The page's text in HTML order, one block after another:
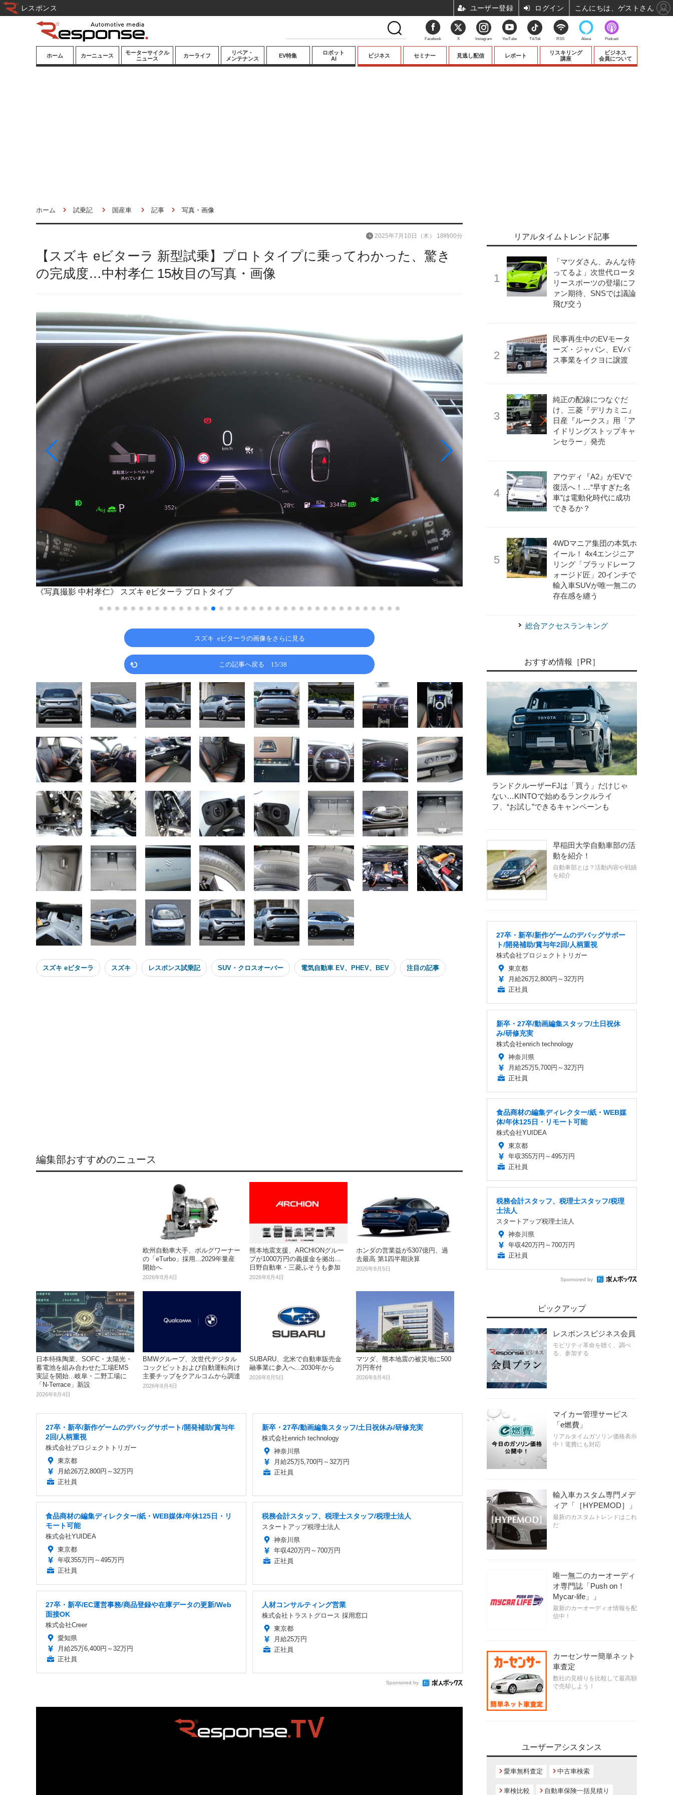
ホーム カーニュース
モーターサイクル
ニュース
カーライフ
リペア・
メンテナンス
EV特集
ロボット
AI
ビジネス セミナー 見逃し配信 レポート
リスキリング
講座
ビジネス
会員について
ホーム 試乗記 国産車 記事 写真・画像
【スズキ eビターラ 新型試乗】プロトタイプに乗ってわかった、驚き
の完成度…中村孝仁 15枚目の写真・画像
2025年7月10日（木） 18時00分
《写真撮影 中村孝仁》 スズキ eビターラ プロトタイプ スズキ eビターラ プロトタイプ
スズキ eビターラの画像をさらに見る
この記事へ戻る 15/38
スズキ eビターラ スズキ レスポンス試乗記 SUV・クロスオーバー 電気自動車 EV、PHEV、BEV 注目の記事
編集部おすすめのニュース
欧州自動車大手、ボルグワーナー
の「eTurbo」採用...2029年量産
開始へ
2026年8月4日
熊本地震支援、ARCHIONグルー
プが1000万円の義援金を拠出...
日野自動車・三菱ふそうも参加
2026年8月4日
ホンダの営業益が5307億円、過
去最高 第1四半期決算
2026年8月5日
日本特殊陶業、SOFC・太陽光・
蓄電池を組み合わせた工場EMS
実証を開始...岐阜・二野工場に
「N-Terrace」新設
2026年8月4日
BMWグループ、次世代デジタル
コックピットおよび自動運転向け
主要チップをクアルコムから調達
2026年8月4日
SUBARU、北米で自動車販売金
融事業に参入へ...2030年から
2026年8月5日
マツダ、熊本地震の被災地に500
万円寄付
2026年8月4日
27卒・新卒/新作ゲームのデバッグサポート/開発補助/賞与年
2回/人柄重視
株式会社プロジェクトトリガー
東京都
月給26万2,800円～32万円
正社員
新卒・27卒/動画編集スタッフ/土日祝休み/研修充実
株式会社enrich technology
神奈川県
月給25万5,700円～32万円
正社員
食品商材の編集ディレクター/紙・WEB媒体/年休125日・リ
モート可能
株式会社YUIDEA
東京都
年収355万円～495万円
正社員
税務会計スタッフ、税理士スタッフ/税理士法人
スタートアップ税理士法人
神奈川県
年収420万円～700万円
正社員
27卒・新卒/EC運営事務/商品登録や在庫データの更新/Web
面接OK
株式会社Creer
愛知県
月給25万6,400円～32万円
正社員
人材コンサルティング営業
株式会社トラストグロース 採用窓口
東京都
月給25万円
正社員
Sponsored by
リアルタイムトレンド記事
「マツダさん、みんな待
ってるよ」次世代ロータ
リースポーツの登場にフ
ァン期待、SNSでは議論
飛び交う
民事再生中のEVモータ
ーズ・ジャパン、EVバ
ス事業をイクヨに譲渡
純正の配線につなぐだ
け、三菱『デリカミニ』
日産『ルークス』用「ア
イドリングストップキャ
ンセラー」発売
アウディ『A2』がEVで
復活へ！…“早すぎた名
車”は電動化時代に成功
できるか？
4WDマニア集団の本気ホ
イール！ 4x4エンジニア
リング「ブラッドレーフ
ォージド匠」20インチで
輸入車SUVが唯一無二の
存在感を纏う
総合アクセスランキング
おすすめ情報［PR］
ランドクルーザーFJは「買う」だけじゃ
ない…KINTOで始めるランクルライ
フ、“お試し”できるキャンペーンも
早稲田大学自動車部の活
動を紹介！
自動車部とは？活動内容や戦績
を紹介
27卒・新卒/新作ゲームのデバッグサポー
ト/開発補助/賞与年2回/人柄重視
株式会社プロジェクトトリガー
東京都
月給26万2,800円～32万円
正社員
新卒・27卒/動画編集スタッフ/土日祝休
み/研修充実
株式会社enrich technology
神奈川県
月給25万5,700円～32万円
正社員
食品商材の編集ディレクター/紙・WEB媒
体/年休125日・リモート可能
株式会社YUIDEA
東京都
年収355万円～495万円
正社員
税務会計スタッフ、税理士スタッフ/税理
士法人
スタートアップ税理士法人
神奈川県
年収420万円～700万円
正社員
Sponsored by
ピックアップ
レスポンスビジネス会員
モビリティ革命を聴く、調べ
る、参加する
マイカー管理サービス
「e燃費」
リアルタイムガソリン価格表示
中！電費にも対応
輸入車カスタム専門メデ
ィア「［HYPEMOD］」
最新のカスタムトレンドはこれ
だ
唯一無二のカーオーディ
オ専門誌「Push on！
Mycar-life」」
最新のカーオーディオ情報を配
信中！
カーセンサー簡単ネット
車査定
数社の見積りを比較して最高額
で売却しよう！
ユーザーアシスタンス
愛車無料査定 中古車検索
車検比較 自動車保険一括見積り
Facebook X Instagram YouTube TikTok RSS Alexa Podcast
レスポンス ユーザー登録 ログイン こんにちは、ゲストさん